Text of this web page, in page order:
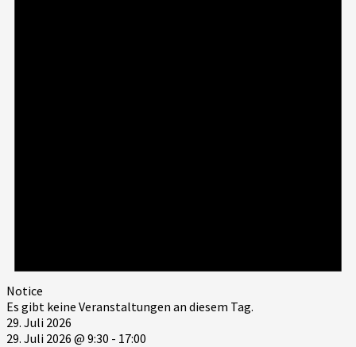
Notice
Es gibt keine Veranstaltungen an diesem Tag.
29. Juli 2026
29. Juli 2026 @ 9:30 - 17:00